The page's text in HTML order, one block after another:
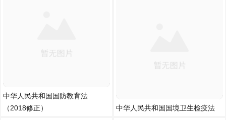
中华人民共和国国防教育法
（2018修正）
中华人民共和国国境卫生检疫法